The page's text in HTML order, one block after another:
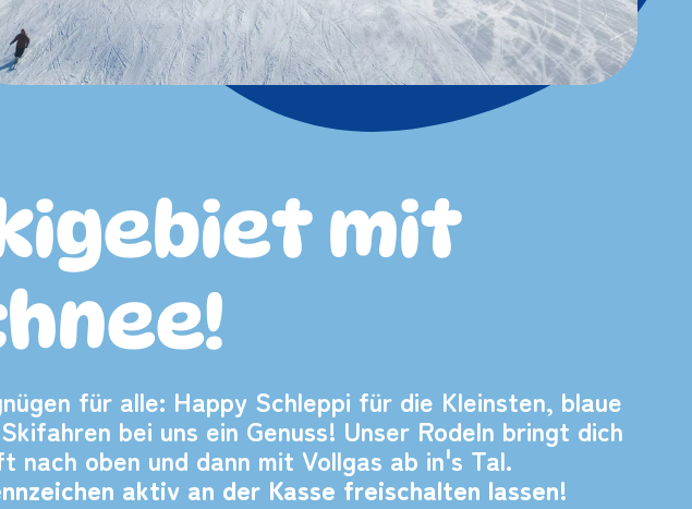
mit
für alle: Happy Schleppi für die Kleinsten, blaue
bei uns ein Genuss! Unser Rodeln bringt dich
oben und dann mit Vollgas ab in's Tal.
aktiv an der Kasse freischalten lassen!